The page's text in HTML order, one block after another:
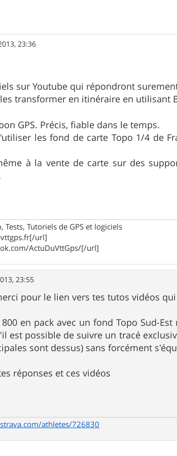
23:36
sur Youtube qui répondront
transformer en itinéraire en utilisant
GPS. Précis, fiable dans le temps.
les fond de carte Topo 1/4 de
à la vente de carte sur des
Tutoriels de GPS et logiciels
url]
ActuDuVttGps/[/url]
23:55
pour le lien vers tes tutos vidéos
en pack avec un fond Topo Sud-
est possible de suivre un tracé
sont dessus) sans forcément
réponses et ces vidéos
athletes/726830